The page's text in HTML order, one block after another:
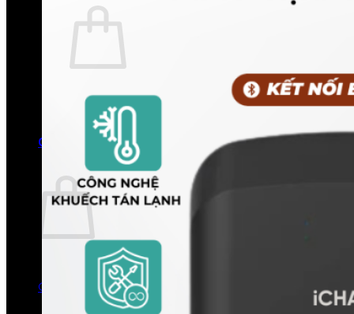
Chưa có sản phẩm trong giỏ hàng.
Quay trở lại cửa hàng
0
Giỏ hàng
Chưa có sản phẩm trong giỏ hàng.
Quay trở lại cửa hàng